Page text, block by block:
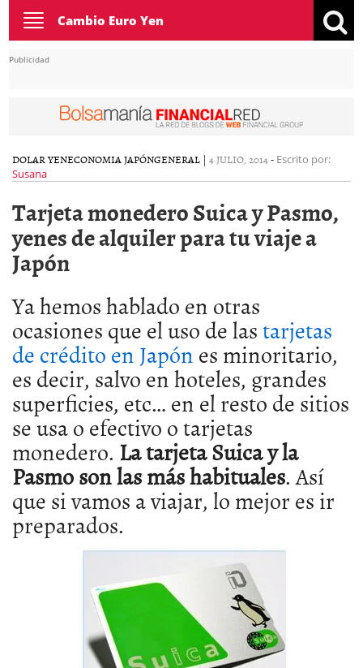
Toggle
navigation
Cambio Euro Yen
Publicidad
DOLAR YENECONOMIA JAPÓNGENERAL | 4 JULIO, 2014- Escrito por:
Susana
Tarjeta monedero Suica y Pasmo,
yenes de alquiler para tu viaje a
Japón
Ya hemos hablado en otras
ocasiones que el uso de lastarjetas
de crédito en Japónes minoritario,
es decir, salvo en hoteles, grandes
superficies, etc… en el resto de sitios
se usa o efectivo o tarjetas
monedero. La tarjeta Suica y la
Pasmo son las más habituales. Así
que si vamos a viajar, lo mejor es ir
preparados.